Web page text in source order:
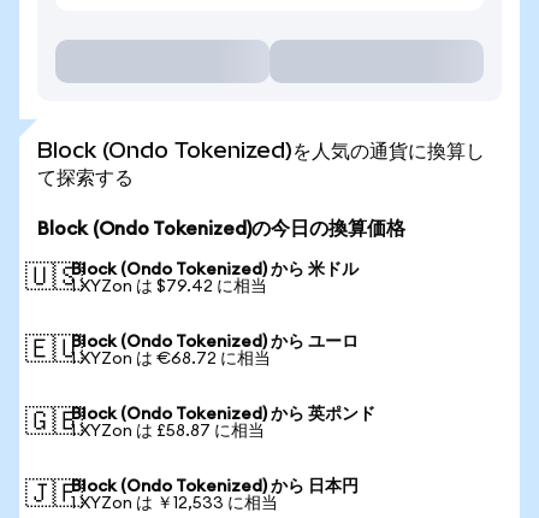
Block (Ondo Tokenized)を人気の通貨に換算し
て探索する
Block (Ondo Tokenized)の今日の換算価格
🇺🇸Block (Ondo Tokenized) から 米ドル
1 XYZon は $79.42 に相当
🇪🇺Block (Ondo Tokenized) から ユーロ
1 XYZon は €68.72 に相当
🇬🇧Block (Ondo Tokenized) から 英ポンド
1 XYZon は £58.87 に相当
🇯🇵Block (Ondo Tokenized) から 日本円
1 XYZon は ￥12,533 に相当